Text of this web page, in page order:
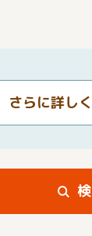
さらに詳し